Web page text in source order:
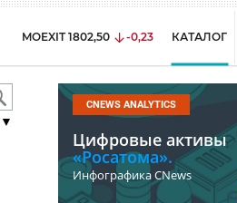
MOEXIT 1802,50 -0,23 КАТАЛОГ
▼
CNEWS ANALYTICS
Цифровые активы
«Росатома».
Инфографика CNews